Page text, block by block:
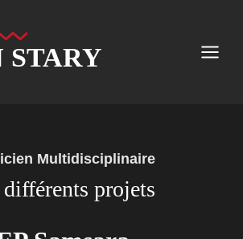
STARY
Multidisciplinaire
projets